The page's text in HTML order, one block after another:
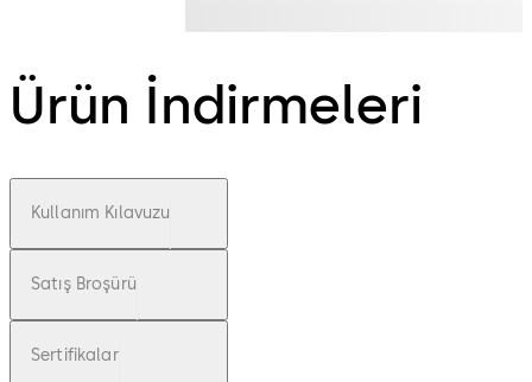
Ürün İndirmeleri
Kullanım Kılavuzu
Satış Broşürü
Sertifikalar